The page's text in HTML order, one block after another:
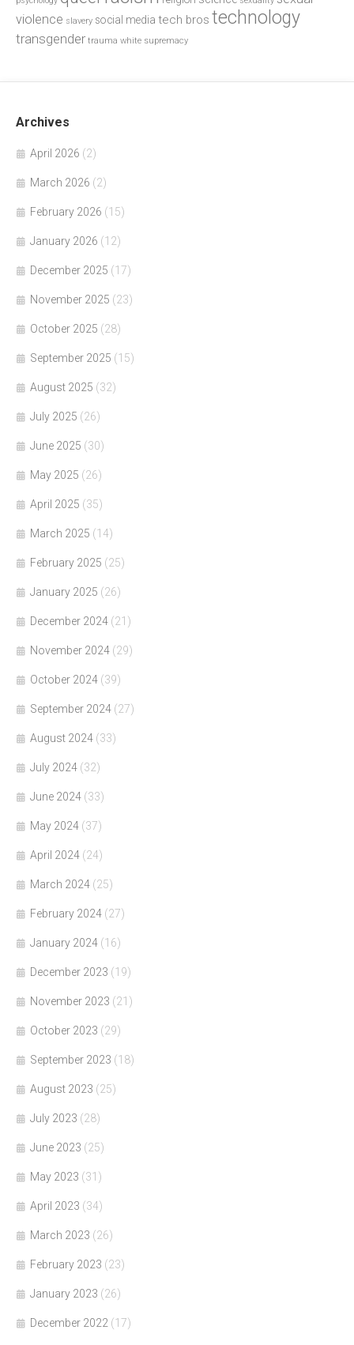
violence slavery social media tech bros technology
transgender trauma white supremacy
Archives
April 2026 (2)
March 2026 (2)
February 2026 (15)
January 2026 (12)
December 2025 (17)
November 2025 (23)
October 2025 (28)
September 2025 (15)
August 2025 (32)
July 2025 (26)
June 2025 (30)
May 2025 (26)
April 2025 (35)
March 2025 (14)
February 2025 (25)
January 2025 (26)
December 2024 (21)
November 2024 (29)
October 2024 (39)
September 2024 (27)
August 2024 (33)
July 2024 (32)
June 2024 (33)
May 2024 (37)
April 2024 (24)
March 2024 (25)
February 2024 (27)
January 2024 (16)
December 2023 (19)
November 2023 (21)
October 2023 (29)
September 2023 (18)
August 2023 (25)
July 2023 (28)
June 2023 (25)
May 2023 (31)
April 2023 (34)
March 2023 (26)
February 2023 (23)
January 2023 (26)
December 2022 (17)